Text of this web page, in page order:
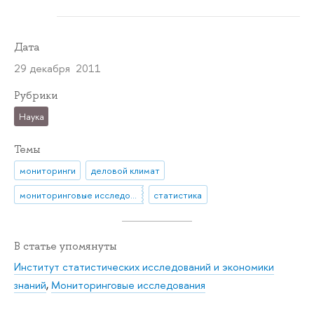
Дата
29 декабря 2011
Рубрики
Наука
Темы
мониторинги
деловой климат
статистика
В статье упомянуты
Институт статистических исследований и экономики
знаний,Мониторинговые исследования